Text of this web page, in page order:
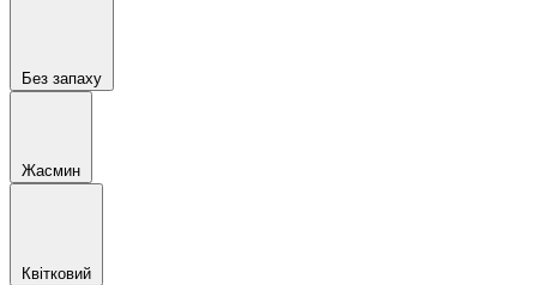
Без запаху
Жасмин
Квітковий